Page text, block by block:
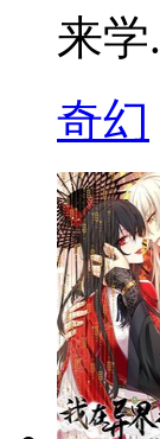
来学
奇幻